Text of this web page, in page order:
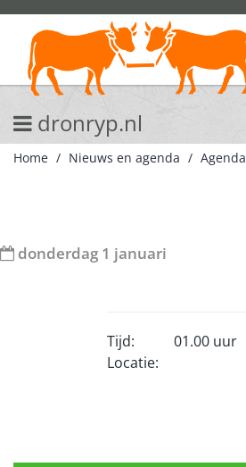
dronryp.nl
Home Nieuws en agenda Agenda
donderdag 1 januari
Tijd:
01.00 uur
Locatie: